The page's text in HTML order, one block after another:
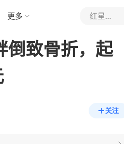
更多 红星新闻
倒致骨折，起
关注